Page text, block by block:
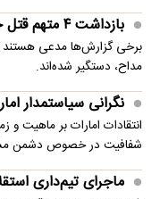
بازداشت ۴ متهم قتل حمیدرضا رجب‌زاده
مداح، دستگیر شده‌اند.
نگرانی سیاستمدار
انتقادات امارات بر ماهیت و
شفافیت در خصوص دشمن
ماجرای تیم‌داری